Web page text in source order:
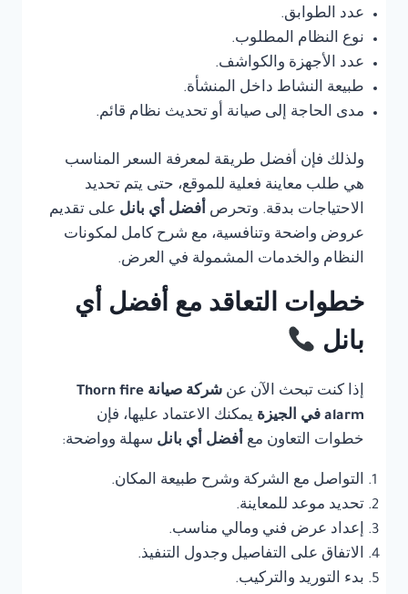
عدد الطوابق.
نوع النظام المطلوب.
عدد الأجهزة والكواشف.
طبيعة النشاط داخل المنشأة.
مدى الحاجة إلى صيانة أو تحديث نظام قائم.
ولذلك فإن أفضل طريقة لمعرفة السعر المناسب
هي طلب معاينة فعلية للموقع، حتى يتم تحديد
الاحتياجات بدقة. وتحرص أفضل أي بانل على تقديم
عروض واضحة وتنافسية، مع شرح كامل لمكونات
النظام والخدمات المشمولة في العرض.
خطوات التعاقد مع أفضل أي
بانل
إذا كنت تبحث الآن عن
شركة صيانة Thorn fire
alarm في الجيزة
يمكنك الاعتماد عليها، فإن
خطوات التعاون مع أفضل أي بانل سهلة وواضحة:
التواصل مع الشركة وشرح طبيعة المكان.
تحديد موعد للمعاينة.
إعداد عرض فني ومالي مناسب.
الاتفاق على التفاصيل وجدول التنفيذ.
بدء التوريد والتركيب.